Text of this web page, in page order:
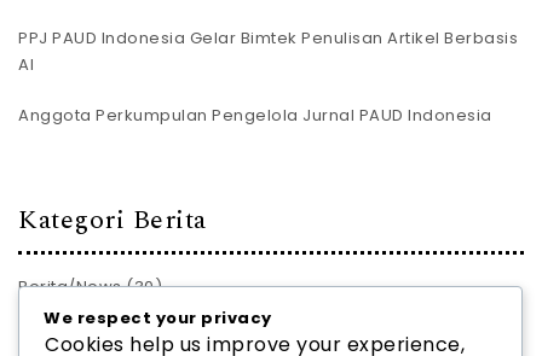
PPJ PAUD Indonesia Gelar Bimtek Penulisan Artikel Berbasis
AI
Anggota Perkumpulan Pengelola Jurnal PAUD Indonesia
Kategori Berita
Berita/News(30)
PROFIL JURNAL(28)
We respect your privacy
Cookies help us improve your experience,